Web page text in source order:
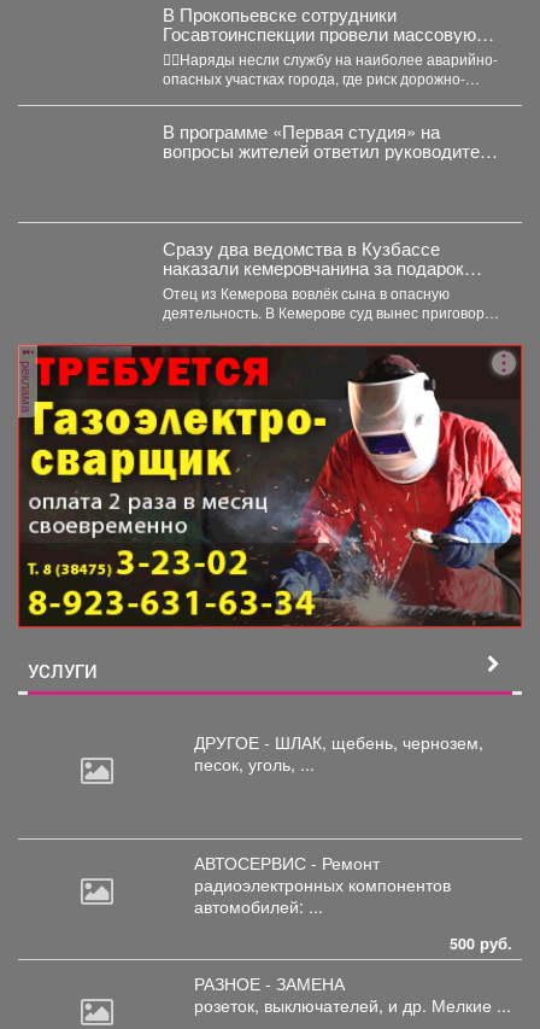
В Прокопьевске сотрудники
Госавтоинспекции провели массовую
проверку водителей
👮‍♂Наряды несли службу на наиболее аварийно-
опасных участках города, где риск дорожно-
В программе «Первая студия» на
вопросы жителей ответил руководитель
Сразу два ведомства в Кузбассе
наказали кемеровчанина за подарок
сыну
Отец из Кемерова вовлёк сына в опасную
деятельность. В Кемерове суд вынес приговор
реклама
УСЛУГИ
ДРУГОЕ - ШЛАК, щебень, чернозем,
песок, уголь, ...
АВТОСЕРВИС - Ремонт
радиоэлектронных компонентов
автомобилей: ...
500 руб.
РАЗНОЕ - ЗАМЕНА
розеток, выключателей, и др. Мелкие ...